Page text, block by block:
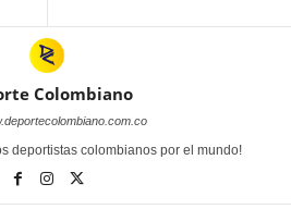
Colombiano
deportistas colombianos por el mundo!